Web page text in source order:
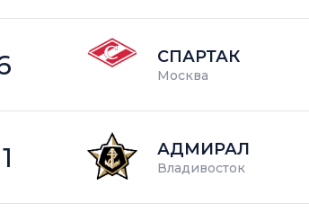
СПАРТАК
Москва
АДМИРАЛ
Владивосток